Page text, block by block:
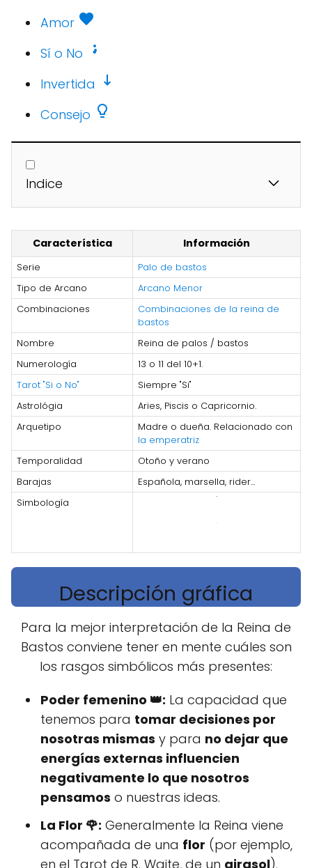
Amor
Sí o No
Invertida
Consejo
Indice
Característica Información
Serie
Palo de bastos
Tipo de Arcano
Arcano Menor
Combinaciones
Combinaciones de la reina de
bastos
Nombre
Reina de palos / bastos
Numerología
13 o 11 del 10+1.
Tarot "Si o No"
Siempre "Si"
Astrológia
Aries, Piscis o Capricornio.
Arquetipo
Madre o dueña. Relacionado con
la emperatriz
Temporalidad
Otoño y verano
Barajas
Española, marsella, rider...
Simbología
Descripción gráfica
Para la mejor interpretación de la Reina de
Bastos conviene tener en mente cuáles son
los rasgos simbólicos más presentes:
Poder femenino 👑: La capacidad que
tenemos para tomar decisiones por
nosotras mismas y para no dejar que
energías externas influencien
negativamente lo que nosotros
pensamos o nuestras ideas.
La Flor 🌹: Generalmente la Reina viene
acompañada de una flor (por ejemplo,
en el Tarot de R. Waite, de un girasol).